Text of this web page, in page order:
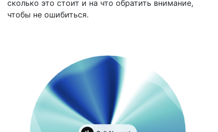
сколько это стоит и на что обратить внимание,
чтобы не ошибиться.